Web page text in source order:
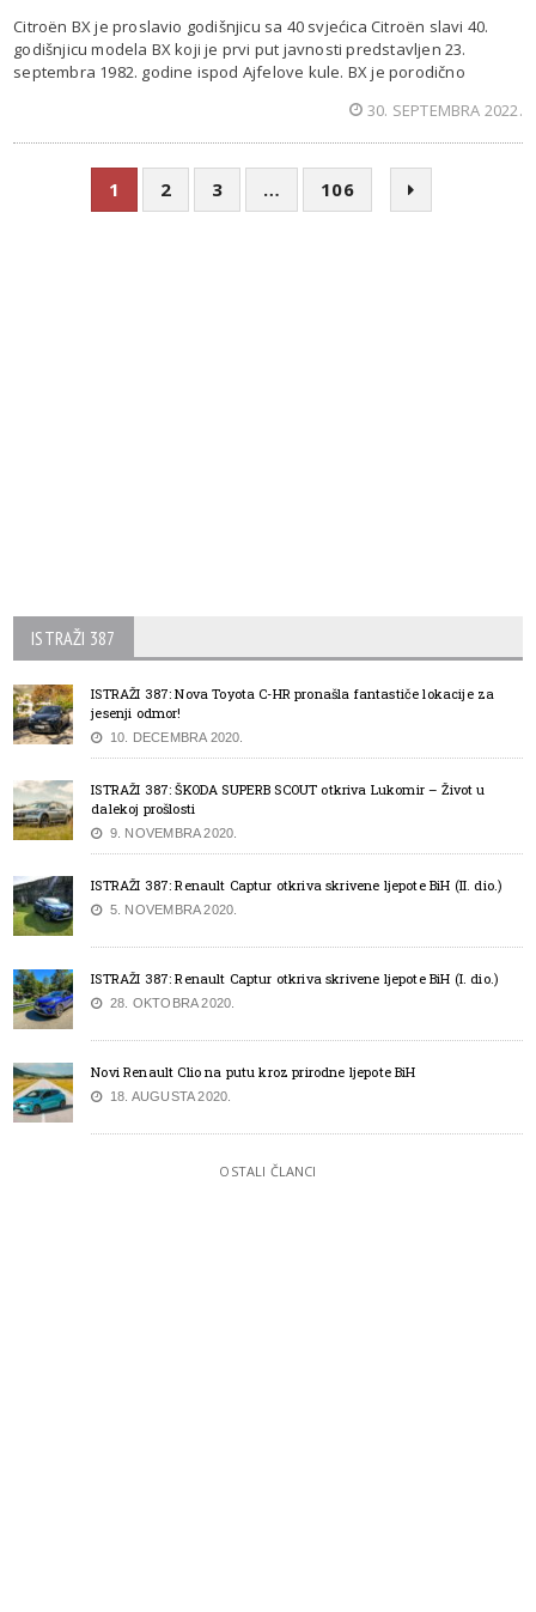
Citroën BX je proslavio godišnjicu sa 40 svjećica Citroën slavi 40.
godišnjicu modela BX koji je prvi put javnosti predstavljen 23.
septembra 1982. godine ispod Ajfelove kule. BX je porodično
30. SEPTEMBRA 2022.
1 2 3 … 106
ISTRAŽI 387
ISTRAŽI 387: Nova Toyota C-HR pronašla fantastiče lokacije za
jesenji odmor!
10. DECEMBRA 2020.
ISTRAŽI 387: ŠKODA SUPERB SCOUT otkriva Lukomir – Život u
dalekoj prošlosti
9. NOVEMBRA 2020.
ISTRAŽI 387: Renault Captur otkriva skrivene ljepote BiH (II. dio.)
5. NOVEMBRA 2020.
ISTRAŽI 387: Renault Captur otkriva skrivene ljepote BiH (I. dio.)
28. OKTOBRA 2020.
Novi Renault Clio na putu kroz prirodne ljepote BiH
18. AUGUSTA 2020.
OSTALI ČLANCI